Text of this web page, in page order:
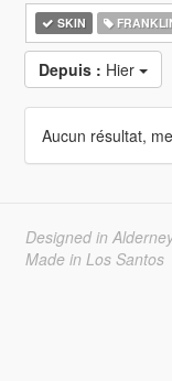
SKIN
Depuis : Hier
Aucun résultat,
Designed in
Made in Los Santos